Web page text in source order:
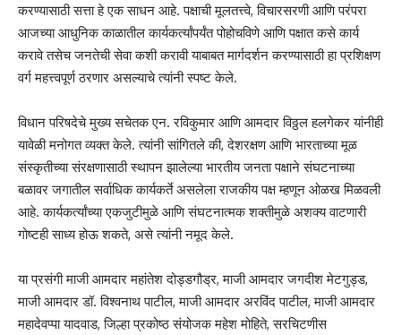
करण्यासाठी सत्ता हे एक साधन आहे. पक्षाची मूलतत्त्वे, विचारसरणी आणि परंपरा
आजच्या आधुनिक काळातील कार्यकर्त्यांपर्यंत पोहोचविणे आणि पक्षात कसे कार्य
करावे तसेच जनतेची सेवा कशी करावी याबाबत मार्गदर्शन करण्यासाठी हा प्रशिक्षण
वर्ग महत्त्वपूर्ण ठरणार असल्याचे त्यांनी स्पष्ट केले.
विधान परिषदेचे मुख्य सचेतक एन. रविकुमार आणि आमदार विठ्ठल हलगेकर यांनीही
यावेळी मनोगत व्यक्त केले. त्यांनी सांगितले की, देशरक्षण आणि भारताच्या मूळ
संस्कृतीच्या संरक्षणासाठी स्थापन झालेल्या भारतीय जनता पक्षाने संघटनाच्या
बळावर जगातील सर्वाधिक कार्यकर्ते असलेला राजकीय पक्ष म्हणून ओळख मिळवली
आहे. कार्यकर्त्यांच्या एकजुटीमुळे आणि संघटनात्मक शक्तीमुळे अशक्य वाटणारी
गोष्टही साध्य होऊ शकते, असे त्यांनी नमूद केले.
या प्रसंगी माजी आमदार महांतेश दोड्डगौड्र, माजी आमदार जगदीश मेटगुड्ड,
माजी आमदार डॉ. विश्वनाथ पाटील, माजी आमदार अरविंद पाटील, माजी आमदार
महादेवप्पा यादवाड, जिल्हा प्रकोष्ठ संयोजक महेश मोहिते, सरचिटणीस